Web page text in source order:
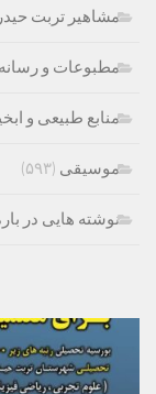
مشاهیر تربت
مطبوعات و
منابع طبیعی و
موسیقی (۵۹۳)
نوشته هایی در